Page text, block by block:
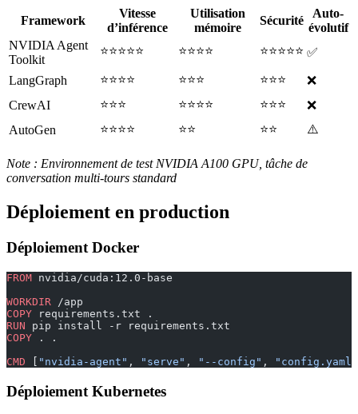
Framework
Vitesse
d’inférence
Utilisation
mémoire
Sécurité
Auto-
évolutif
NVIDIA Agent
Toolkit
⭐⭐⭐⭐⭐ ⭐⭐⭐⭐ ⭐⭐⭐⭐⭐ ✅
LangGraph ⭐⭐⭐⭐ ⭐⭐⭐ ⭐⭐⭐
❌
CrewAI
⭐⭐⭐ ⭐⭐⭐⭐ ⭐⭐⭐
❌
AutoGen
⭐⭐⭐⭐ ⭐⭐ ⭐⭐ ⚠️
Note : Environnement de test NVIDIA A100 GPU, tâche de
conversation multi-tours standard
Déploiement en production
Déploiement Docker
FROM nvidia/cuda:12.0-base
WORKDIR /app
COPY requirements.txt .
RUN pip install -r requirements.txt
COPY . .
CMD
"nvidia-agent" , "serve" , "--config" , "config.yaml"
Déploiement Kubernetes